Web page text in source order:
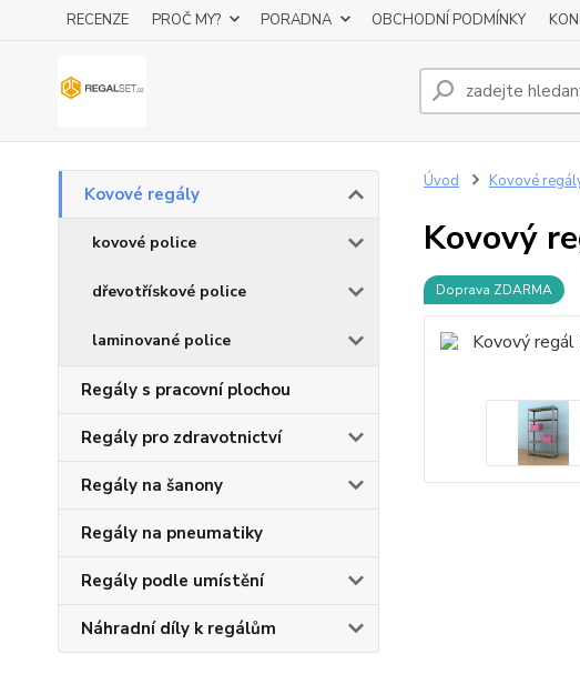
RECENZE PROČ MY? PORADNA OBCHODNÍ PODMÍNKY
Kovové regály
kovové police
dřevotřískové police
laminované police
Regály s pracovní plochou
Regály pro zdravotnictví
Regály na šanony
Regály na pneumatiky
Regály podle umístění
Náhradní díly k regálům
Úvod Kovové
Kovový
Doprava ZDARMA